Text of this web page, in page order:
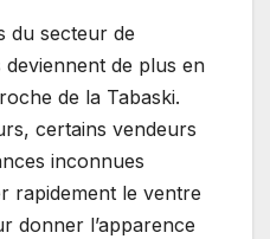
du secteur de
deviennent de plus en
de la Tabaski.
certains vendeurs
inconnues
rapidement le ventre
donner l’apparence